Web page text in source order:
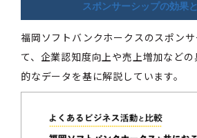
スポンサーシップの効果
福岡ソフトバンクホークスのスポン
て、企業認知度向上や売上増加など
的なデータを基に解説しています。